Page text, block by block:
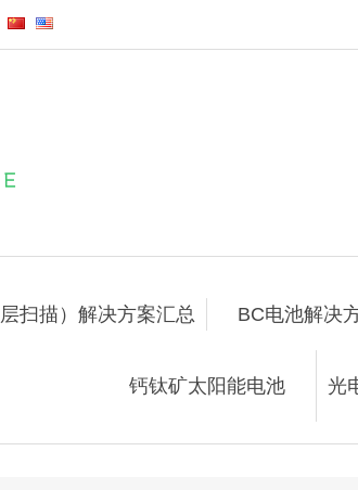
扫描）解决方案汇总 BC电池解决
钙钛矿太阳能电池 光